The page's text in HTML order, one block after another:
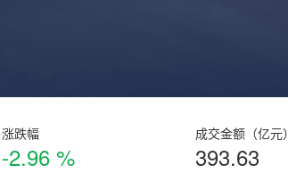
涨跌幅
-2.96 %
成交金额（亿元）
393.63